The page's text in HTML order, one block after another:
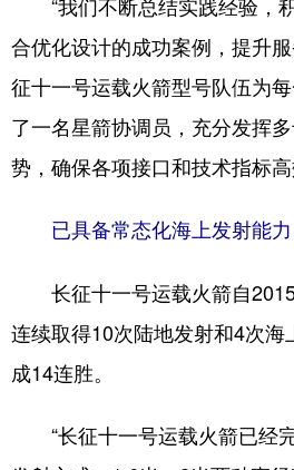
合优化设计的成功案例，提升
征十一号运载火箭型号队伍为
了一名星箭协调员，充分发挥
势，确保各项接口和技术指标高
已具备常态化海上发射能
长征十一号运载火箭自
连续取得10次陆地发射和4次
成14连胜。
“长征十一号运载火箭已经